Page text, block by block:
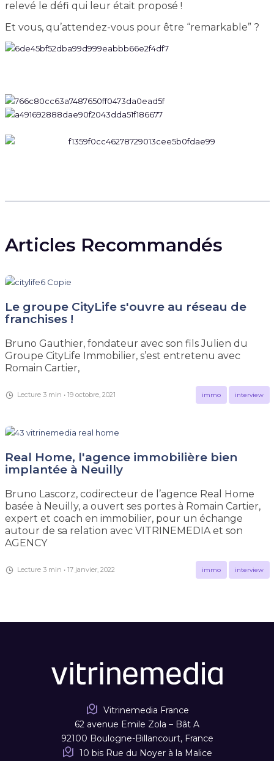
relevé le défi qui leur était proposé !
Et vous, qu’attendez-vous pour être “remarkable” ?
Articles Recommandés
Le groupe CityLife s'ouvre au réseau de
franchises !
Bruno Gauthier, fondateur avec son fils Julien du
Groupe CityLife Immobilier, s’est entretenu avec
Romain Cartier,
Lecture 3 min • 19 octobre, 2021 immo interview
Real Home, l'agence immobilière bien
implantée à Neuilly
Bruno Lascorz, codirecteur de l’agence Real Home
basée à Neuilly, a ouvert ses portes à Romain Cartier,
expert et coach en immobilier, pour un échange
autour de sa relation avec VITRINEMEDIA et son
AGENCY
Lecture 3 min • 17 janvier, 2022 immo interview
Vitrinemedia France
62 avenue Emile Zola – Bât A
92100 Boulogne-Billancourt, France
10 bis Rue du Noyer à la Malice